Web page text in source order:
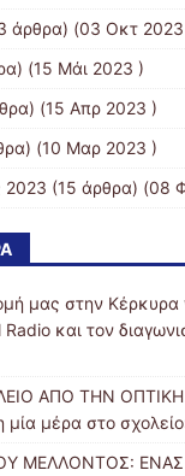
άρθρα) (03 Οκτ
(15 Μάι 2023 )
(15 Απρ 2023 )
(10 Μαρ 2023 )
2023 (15 άρθρα) (08
μας στην Κέρκυρα
και τον
ΑΠΟ ΤΗΝ
μία μέρα στο
ΜΕΛΛΟΝΤΟΣ: